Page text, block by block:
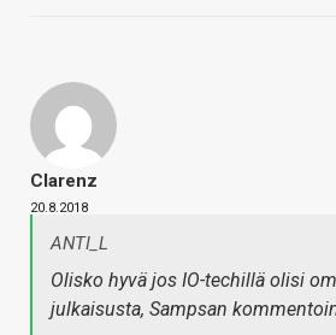
Clarenz
20.8.2018
ANTI_L
Olisko hyvä jos IO-techillä olisi
julkaisusta, Sampsan